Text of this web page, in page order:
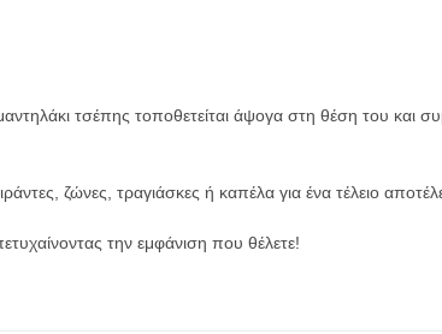
τσέπης τοποθετείται άψογα στη θέση του και
ζώνες, τραγιάσκες ή καπέλα για ένα τέλειο
την εμφάνιση που θέλετε!